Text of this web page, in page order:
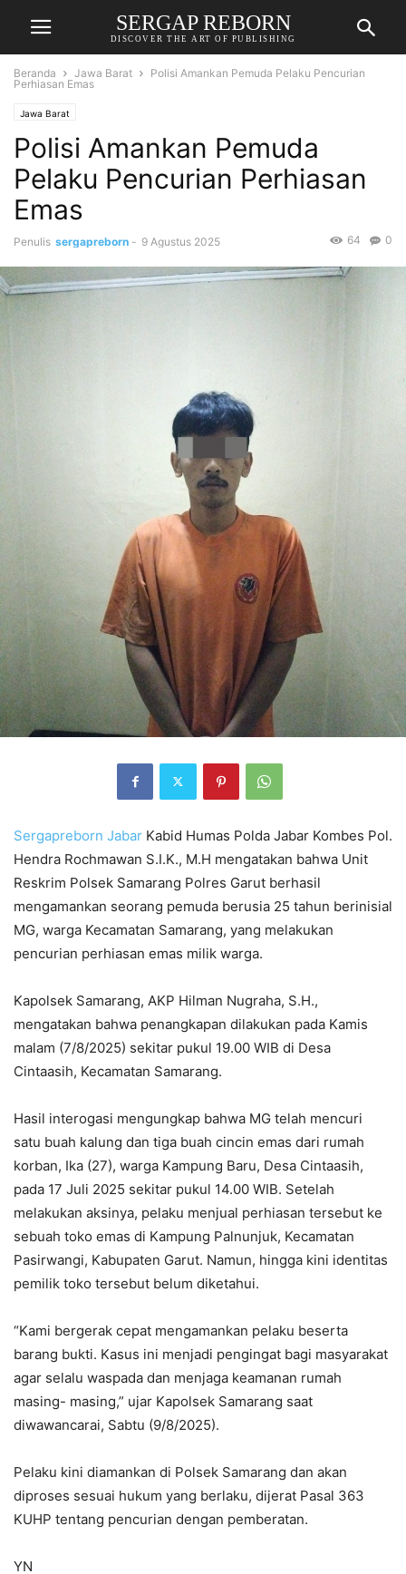
SERGAP REBORN
DISCOVER THE ART OF PUBLISHING
Beranda Jawa Barat
Polisi Amankan Pemuda Pelaku Pencurian
Perhiasan Emas
Jawa Barat
Polisi Amankan Pemuda
Pelaku Pencurian Perhiasan
Emas
Penulis sergapreborn - 9 Agustus 2025 0
64
Sergapreborn Jabar Kabid Humas Polda Jabar Kombes Pol.
Hendra Rochmawan S.I.K., M.H mengatakan bahwa Unit
Reskrim Polsek Samarang Polres Garut berhasil
mengamankan seorang pemuda berusia 25 tahun berinisial
MG, warga Kecamatan Samarang, yang melakukan
pencurian perhiasan emas milik warga.
Kapolsek Samarang, AKP Hilman Nugraha, S.H.,
mengatakan bahwa penangkapan dilakukan pada Kamis
malam (7/8/2025) sekitar pukul 19.00 WIB di Desa
Cintaasih, Kecamatan Samarang.
Hasil interogasi mengungkap bahwa MG telah mencuri
satu buah kalung dan tiga buah cincin emas dari rumah
korban, Ika (27), warga Kampung Baru, Desa Cintaasih,
pada 17 Juli 2025 sekitar pukul 14.00 WIB. Setelah
melakukan aksinya, pelaku menjual perhiasan tersebut ke
sebuah toko emas di Kampung Palnunjuk, Kecamatan
Pasirwangi, Kabupaten Garut. Namun, hingga kini identitas
pemilik toko tersebut belum diketahui.
“Kami bergerak cepat mengamankan pelaku beserta
barang bukti. Kasus ini menjadi pengingat bagi masyarakat
agar selalu waspada dan menjaga keamanan rumah
masing- masing,” ujar Kapolsek Samarang saat
diwawancarai, Sabtu (9/8/2025).
Pelaku kini diamankan di Polsek Samarang dan akan
diproses sesuai hukum yang berlaku, dijerat Pasal 363
KUHP tentang pencurian dengan pemberatan.
YN